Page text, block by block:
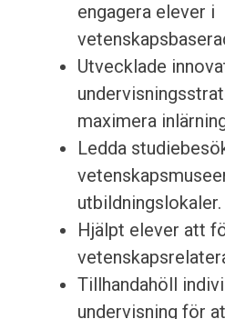
engagera elever i
Utvecklade
maximera
Ledda
utbildningslokaler.
Hjälpt elever att
Tillhandahöll
undervisning för